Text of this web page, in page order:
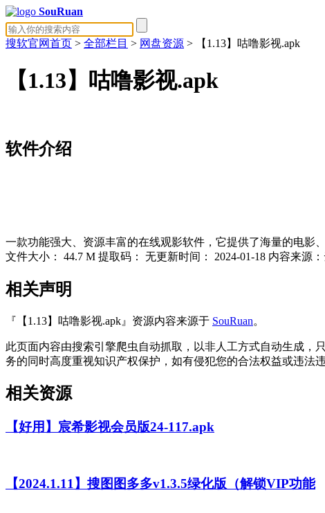
SouRuan
搜软官网首页 > 全部栏目 > 网盘资源 > 【1.13】咕噜影视.apk
【1.13】咕噜影视.apk
软件介绍
一款功能强大、资源丰富的在线观影软件，它提供了海量的电影
文件大小：
44.7 M 提取码： 无更新时间： 2024-01-18 内容来源
相关声明
『【1.13】咕噜影视.apk』资源内容来源于 SouRuan。
此页面内容由搜索引擎爬虫自动抓取，以非人工方式自动生成，
务的同时高度重视知识产权保护，如有侵犯您的合法权益或违法
相关资源
【好用】宸希影视会员版24-117.apk
【2024.1.11】搜图图多多v1.3.5绿化版（解锁VIP功能